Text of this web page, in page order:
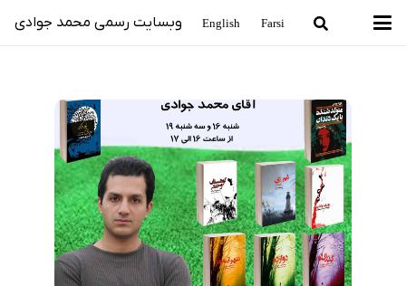
Farsi
English وبسایت رسمی محمد جوادی